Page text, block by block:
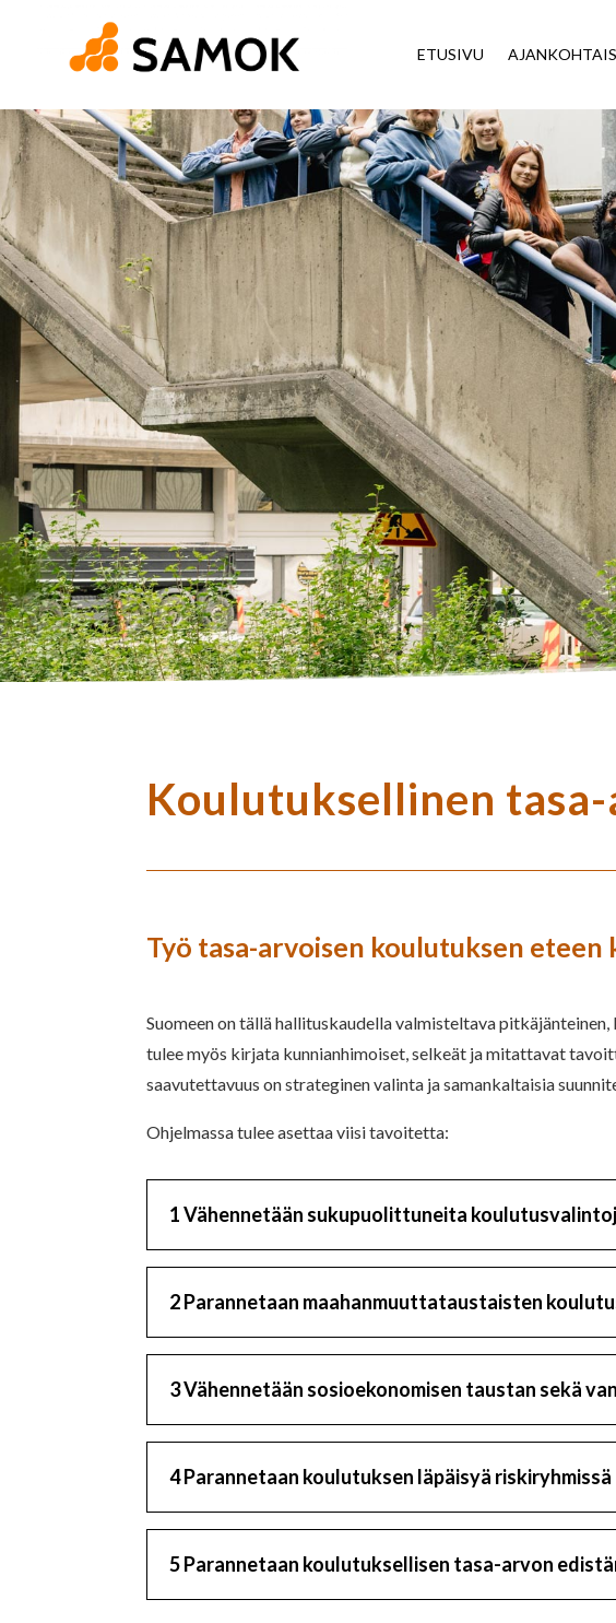
ETUSIVU
Koulutuksellinen
Työ tasa-arvoisen koulutuksen
Suomeen on tällä hallituskaudella valmisteltava
tulee myös kirjata kunnianhimoiset, selkeät ja mitattavat
saavutettavuus on strateginen valinta ja samankaltaisia
Ohjelmassa tulee asettaa viisi tavoitetta:
1 Vähennetään sukupuolittuneita
2 Parannetaan maahanmuuttataustaisten
3 Vähennetään sosioekonomisen taustan sekä
4 Parannetaan koulutuksen läpäisyä riskiryhmissä
5 Parannetaan koulutuksellisen tasa-arvon